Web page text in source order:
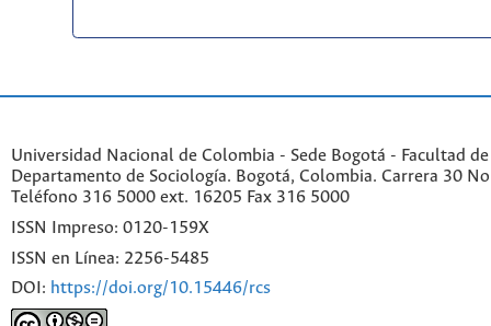
Universidad Nacional de Colombia - Sede Bogotá - Facultad
Departamento de Sociología. Bogotá, Colombia. Carrera 30
Teléfono 316 5000 ext. 16205 Fax 316 5000
ISSN Impreso: 0120-159X
ISSN en Línea: 2256-5485
DOI: https://doi.org/10.15446/rcs